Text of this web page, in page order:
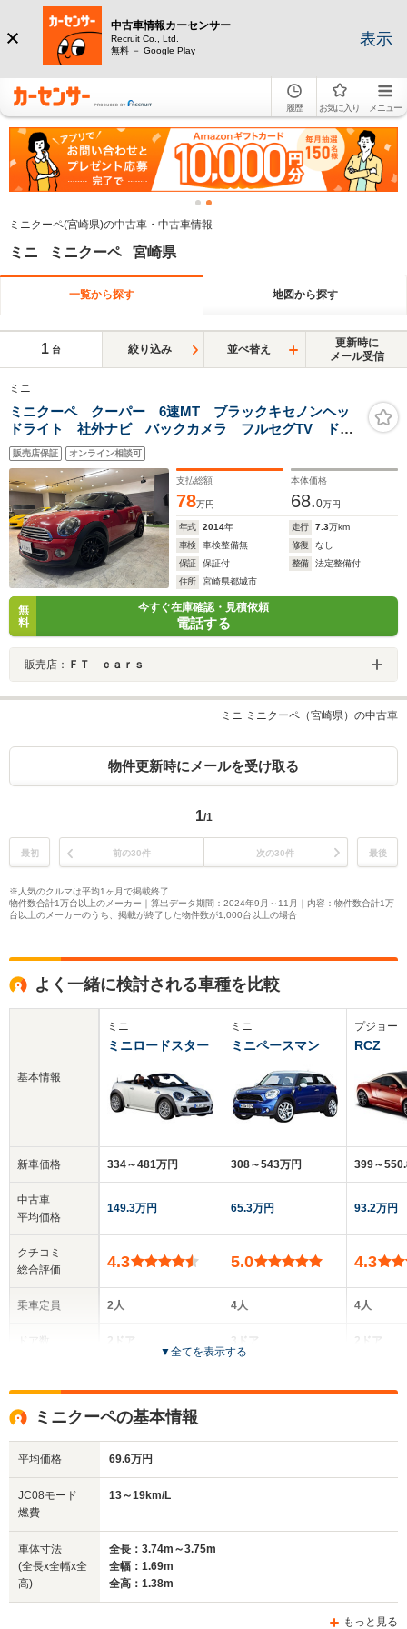
中古車情報カーセンサー
Recruit Co., Ltd.
無料 － Google Play
表示
履歴 お気に入り メニュー
ミニクーペ(宮崎県)の中古車・中古車情報
ミニ ミニクーペ 宮崎県
一覧から探す 地図から探す
1 台 絞り込み 並べ替え
更新時に
メール受信
ミニ
ミニクーペ クーパー 6速MT ブラックキセノンヘッ
ドライト 社外ナビ バックカメラ フルセグTV ドラ
イブレコーダー カバナシートカバー 純正16inchアル
ミホイール ETC クリアランスソナー
販売店保証 オンライン相談可
支払総額
78万円
本体価格
68.0万円
年式 2014年 走行 7.3万km
車検
車検整備無 修復
なし
保証
保証付 整備
法定整備付
住所
宮崎県都城市
無
料
今すぐ在庫確認・見積依頼
電話する
販売店： ＦＴ ｃａｒｓ
ミニ ミニクーペ（宮崎県）の中古車
物件更新時にメールを受け取る
1/1
最初 前の30件 次の30件 最後
※人気のクルマは平均1ヶ月で掲載終了
物件数合計1万台以上のメーカー｜算出データ期間：2024年9月～11月｜内容：物件数合計1万
台以上のメーカーのうち、掲載が終了した物件数が1,000台以上の場合
よく一緒に検討される車種を比較
基本情報
新車価格
中古車
平均価格
クチコミ
総合評価
乗車定員
サイズ
(全長x全幅x全高)
ミニ
ミニロードスター
334～481万円
149.3万円
4.3
2人
2ドア
全高
全長
-m
ミニ
ミニペースマン
308～543万円
65.3万円
5.0
4人
3ドア
全高
プジョー
RCZ
399～
93.2万円
4.3
4人
2ドア
全高
▼全てを表示する
ミニクーペの基本情報
平均価格 69.6万円
JC08モード
燃費
13～19km/L
車体寸法
(全長x全幅x全
高)
全長：3.74m～3.75m
全幅：1.69m
全高：1.38m
もっと見る